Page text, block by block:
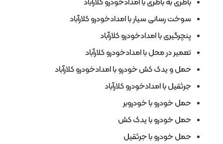
باطری به باطری با امدادخودرو کلارآباد
سوخت رسانی سیار با امدادخودرو کلارآباد
پنچرگیری با امدادخودرو کلارآباد
تعمیر در محل با امدادخودرو کلارآباد
حمل و یدک کش خودرو با امدادخودرو کلارآباد
جرثقیل با امدادخودرو کلارآباد
حمل خودرو با خودروبر
حمل خودرو با یدک کش
حمل خودرو با جرثقیل